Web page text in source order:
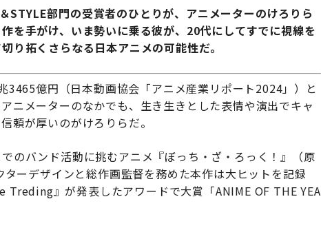
STYLE部門の受賞者のひとりが、アニメーターのけろりら
を手がけ、いま勢いに乗る彼が、20代にしてすでに視線を
り拓くさらなる日本アニメの可能性だ。
3465億円（日本動画協会「アニメ産業リポート2024」）と
ニメーターのなかでも、生き生きとした表情や演出でキャ
頼が厚いのがけろりらだ。
のバンド活動に挑むアニメ『ぼっち・ざ・ろっく！』（原
ーデザインと総作画監督を務めた本作は大ヒットを記録
Treding』が発表したアワードで大賞「ANIME OF THE YEA